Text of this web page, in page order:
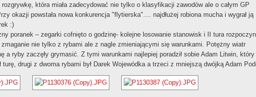
która miała zadecydować nie tylko o klasyfikacji zawodów ale o całym GP
okazji powstała nowa konkurencja "flytierska".... najdłużej robiona mucha i wygrał ją
:)
poranek – zegarki cofnięto o godzinę- kolejne losowanie stanowisk i II tura
nie tylko z rybami ale z nagle zmieniającymi się warunkami. Potężny wiatr
a ryby zaczęły grymasić. Z tymi warunkami najlepiej poradził sobie Adam Litwin, który
turę, drugi z dwoma rybami był Darek Wojewódka a trzeci z mniejszą dwójką Adam